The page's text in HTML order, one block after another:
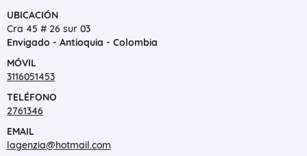
UBICACIÓN
Cra 45 # 26 sur 03
Envigado - Antioquia - Colombia
MÓVIL
3116051453
TELÉFONO
2761346
EMAIL
lagenzia@hotmail.com